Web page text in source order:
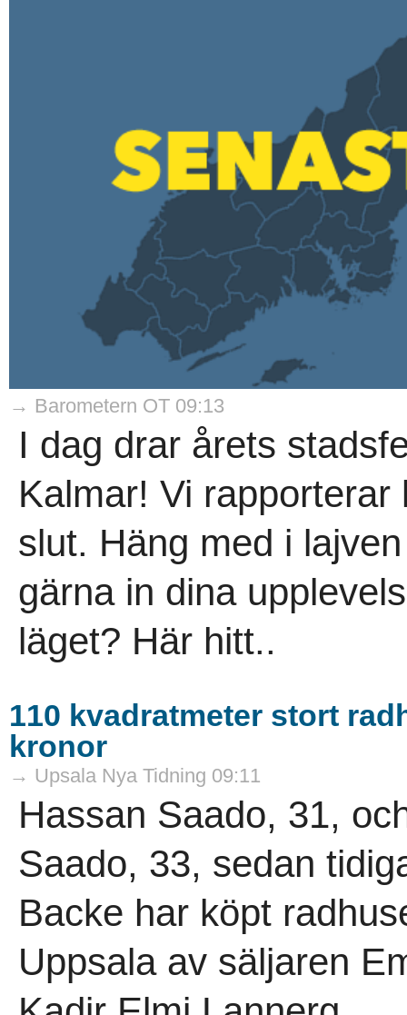
→ Barometern OT 09:13
I dag drar årets
Kalmar! Vi
slut. Häng med i
gärna in dina
läget? Här hitt..
110 kvadratmeter stort
kronor
→ Upsala Nya Tidning 09:11
Hassan Saado, 31,
Saado, 33, sedan
Backe har köpt
Uppsala av säljaren